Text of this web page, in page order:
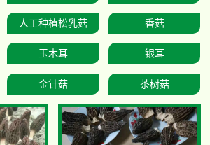
人工种植松乳菇 香菇
玉木耳 银耳
金针菇 茶树菇